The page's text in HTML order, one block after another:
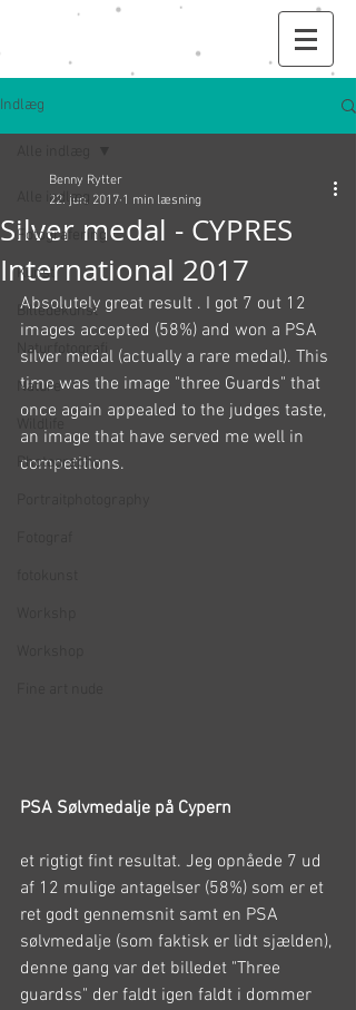
Indlæg
Alle indlæg
Fotografering
Kunst
Billedekunst
Naturfotografi
Nature
Photography
Silver medal - CYPRES
International 2017
Benny Rytter
22. jun. 2017 1 min læsning
Absolutely great result . I got 7 out 12
images accepted (58%) and won a PSA
silver medal (actually a rare medal). This
time was the image "three Guards" that
once again appealed to the judges taste,
an image that have served me well in
competitions.
PSA Sølvmedalje på Cypern
et rigtigt fint resultat. Jeg opnåede 7 ud
af 12 mulige antagelser (58%) som er et
ret godt gennemsnit samt en PSA
sølvmedalje (som faktisk er lidt sjælden),
denne gang var det billedet "Three
guardss" der faldt igen faldt i dommer